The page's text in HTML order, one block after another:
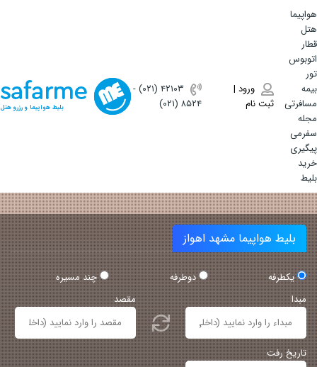
هواپیما
هتل
قطار
اتوبوس
تور
بیمه
مسافرتی
مجله
سفرمی
پیگیری
خرید
بلیط
ورود |
ثبت نام
(۰۲۱) ۴٢١٠٣
-
(۰۲۱) ۸۵۲۴
بلیط هواپیما و رزرو هتل
بلیط هواپیما مشهد اهواز
یکطرفه دوطرفه
چند مسیره
مبدا
مقصد
تاریخ رفت